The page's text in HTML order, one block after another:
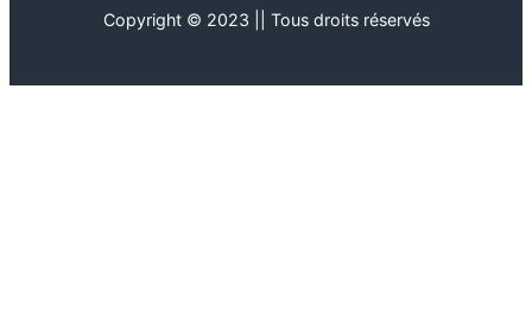
Copyright © 2023 || Tous droits réservés